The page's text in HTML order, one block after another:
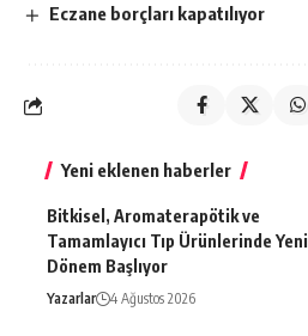
Eczane borçları kapatılıyor
Yeni eklenen haberler
Bitkisel, Aromaterapötik ve
Tamamlayıcı Tıp Ürünlerinde Yeni
Dönem Başlıyor
Yazarlar 4 Ağustos 2026